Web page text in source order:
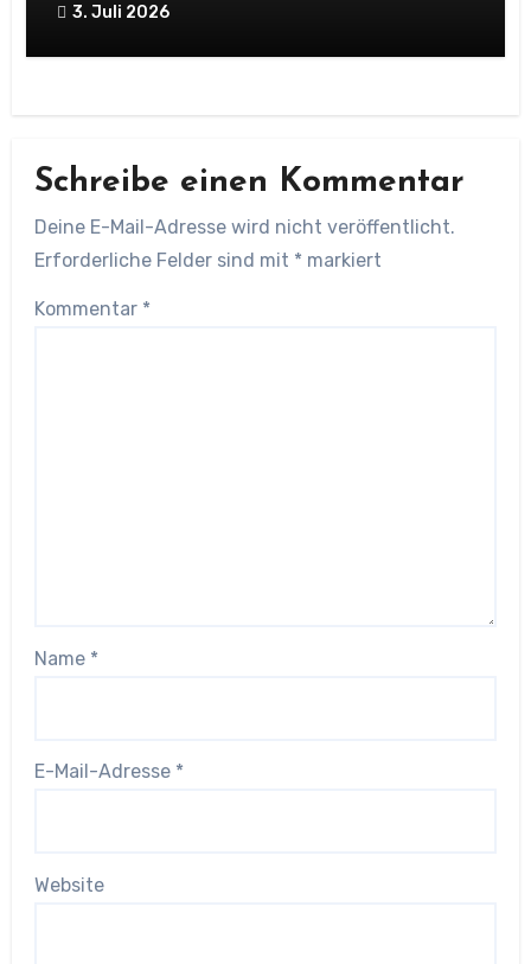
3. Juli 2026
Schreibe einen Kommentar
Deine E-Mail-Adresse wird nicht veröffentlicht.
Erforderliche Felder sind mit * markiert
Kommentar *
Name *
E-Mail-Adresse *
Website